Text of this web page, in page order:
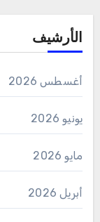
الأرشيف
أغسطس 2026
يونيو 2026
مايو 2026
أبريل 2026